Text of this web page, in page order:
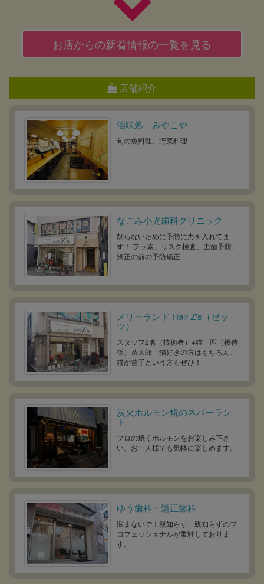
お店からの新着情報の一覧を見る
店舗紹介
酒味処 みやこや
旬の魚料理、野菜料理
なごみ小児歯科クリニック
削らないために予防に力を入れてま
す！ フッ素、リスク検査、虫歯予防、
矯正の前の予防矯正
メリーランド Hair Z's（ゼッ
ツ）
スタッフ2名（技術者）+猫一匹（接待
係）茶太郎 猫好きの方はもちろん、
猫が苦手という方もぜひ！
炭火ホルモン焼のネバーラン
ド
プロの焼くホルモンをお楽しみ下さ
い。お一人様でも気軽に楽しめます。
ゆう歯科・矯正歯科
悩まないで！親知らず 親知らずのプ
ロフェッショナルが常駐しておりま
す。